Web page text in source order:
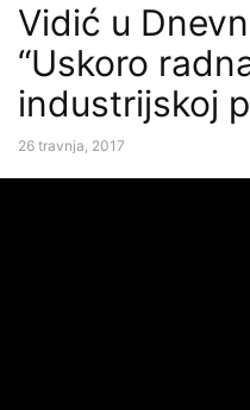
Vidić u
“Uskoro
industrijskoj
26 travnja, 2017